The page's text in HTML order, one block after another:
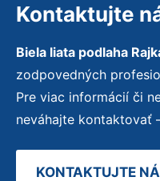
Kontaktujte
Biela liata podlaha
zodpovedných
Pre viac informácií či
neváhajte kontaktovať
KONTAKTUJTE